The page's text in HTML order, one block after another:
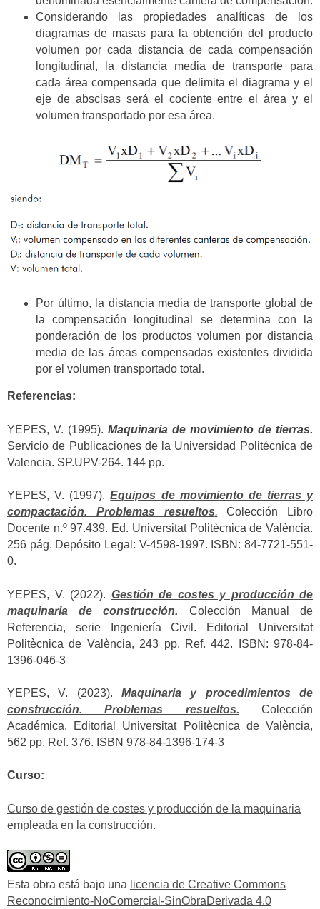
Considerando las propiedades analíticas de los
diagramas de masas para la obtención del producto
volumen por cada distancia de cada compensación
longitudinal, la distancia media de transporte para
cada área compensada que delimita el diagrama y el
eje de abscisas será el cociente entre el área y el
volumen transportado por esa área.
Por último, la distancia media de transporte global de
la compensación longitudinal se determina con la
ponderación de los productos volumen por distancia
media de las áreas compensadas existentes dividida
por el volumen transportado total.
Referencias:
YEPES, V. (1995). Maquinaria de movimiento de tierras.
Servicio de Publicaciones de la Universidad Politécnica de
Valencia. SP.UPV-264. 144 pp.
YEPES, V. (1997).Equipos de movimiento de tierras y
compactación. Problemas resueltos. Colección Libro
Docente n.º 97.439. Ed. Universitat Politècnica de València.
256 pág. Depósito Legal: V-4598-1997. ISBN: 84-7721-551-
0.
YEPES, V. (2022). Gestión de costes y producción de
maquinaria de construcción. Colección Manual de
Referencia, serie Ingeniería Civil. Editorial Universitat
Politècnica de València, 243 pp. Ref. 442. ISBN: 978-84-
1396-046-3
YEPES, V. (2023). Maquinaria y procedimientos de
construcción. Problemas resueltos. Colección
Académica. Editorial Universitat Politècnica de València,
562 pp. Ref. 376. ISBN 978-84-1396-174-3
Curso:
Curso de gestión de costes y producción de la maquinaria
empleada en la construcción.
Esta obra está bajo una licencia de Creative Commons
Reconocimiento-NoComercial-SinObraDerivada 4.0